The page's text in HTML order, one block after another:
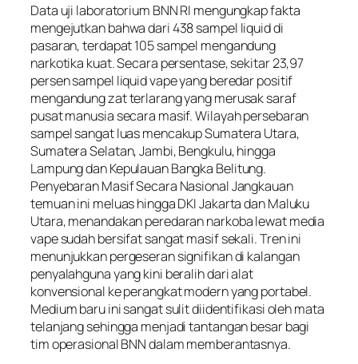
Data uji laboratorium BNN RI mengungkap fakta
mengejutkan bahwa dari 438 sampel liquid di
pasaran, terdapat 105 sampel mengandung
narkotika kuat. Secara persentase, sekitar 23,97
persen sampel liquid vape yang beredar positif
mengandung zat terlarang yang merusak saraf
pusat manusia secara masif. Wilayah persebaran
sampel sangat luas mencakup Sumatera Utara,
Sumatera Selatan, Jambi, Bengkulu, hingga
Lampung dan Kepulauan Bangka Belitung.
Penyebaran Masif Secara Nasional Jangkauan
temuan ini meluas hingga DKI Jakarta dan Maluku
Utara, menandakan peredaran narkoba lewat media
vape sudah bersifat sangat masif sekali. Tren ini
menunjukkan pergeseran signifikan di kalangan
penyalahguna yang kini beralih dari alat
konvensional ke perangkat modern yang portabel.
Medium baru ini sangat sulit diidentifikasi oleh mata
telanjang sehingga menjadi tantangan besar bagi
tim operasional BNN dalam memberantasnya.